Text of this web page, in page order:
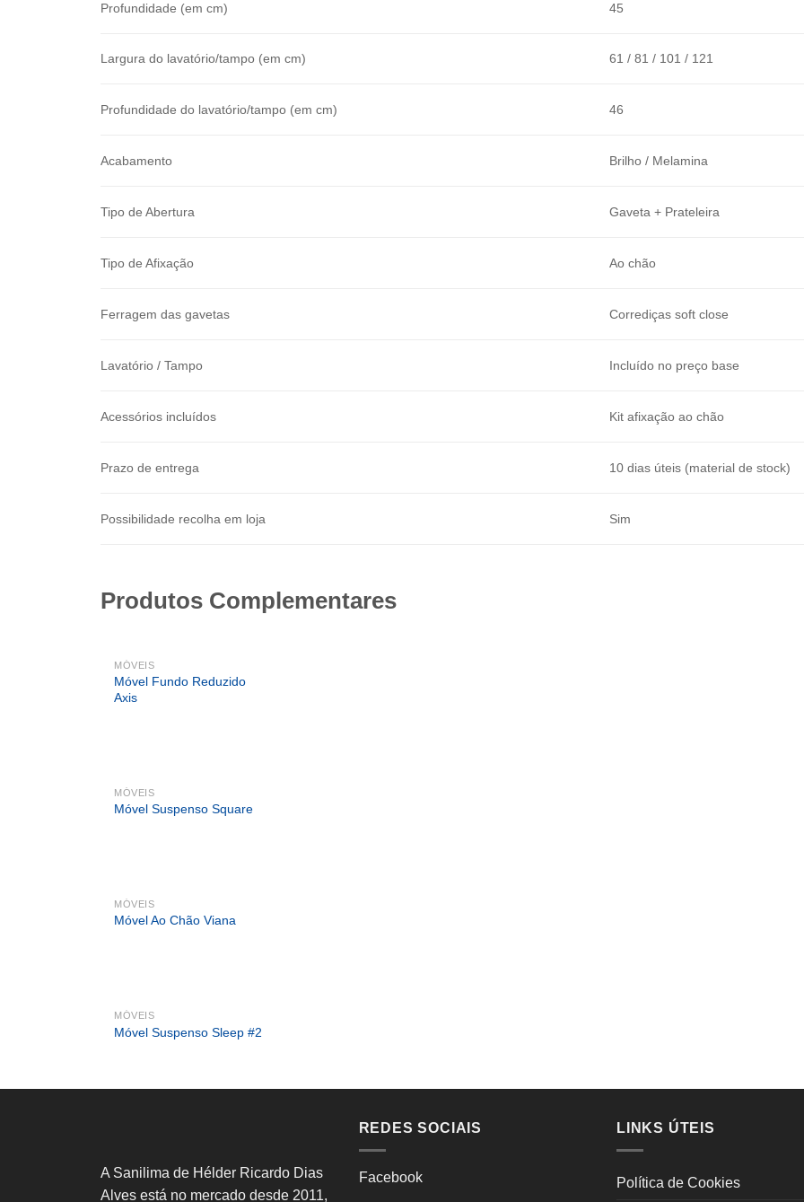
Profundidade (em cm) 45
Largura do lavatório/tampo (em cm) 61 / 81 / 101 / 121
Profundidade do lavatório/tampo (em cm) 46
Acabamento Brilho / Melamina
Tipo de Abertura Gaveta + Prateleira
Tipo de Afixação Ao chão
Ferragem das gavetas Corrediças soft close
Lavatório / Tampo Incluído no preço base
Acessórios incluídos Kit afixação ao chão
Prazo de entrega 10 dias úteis (material de stock)
Possibilidade recolha em loja Sim
Produtos Complementares
MÓVEIS
Móvel Fundo Reduzido
Axis
MÓVEIS
Móvel Suspenso Square
MÓVEIS
Móvel Ao Chão Viana
MÓVEIS
Móvel Suspenso Sleep #2
A Sanilima de Hélder Ricardo Dias
Alves está no mercado desde 2011,
REDES SOCIAIS
Facebook
LINKS ÚTEIS
Política de Cookies